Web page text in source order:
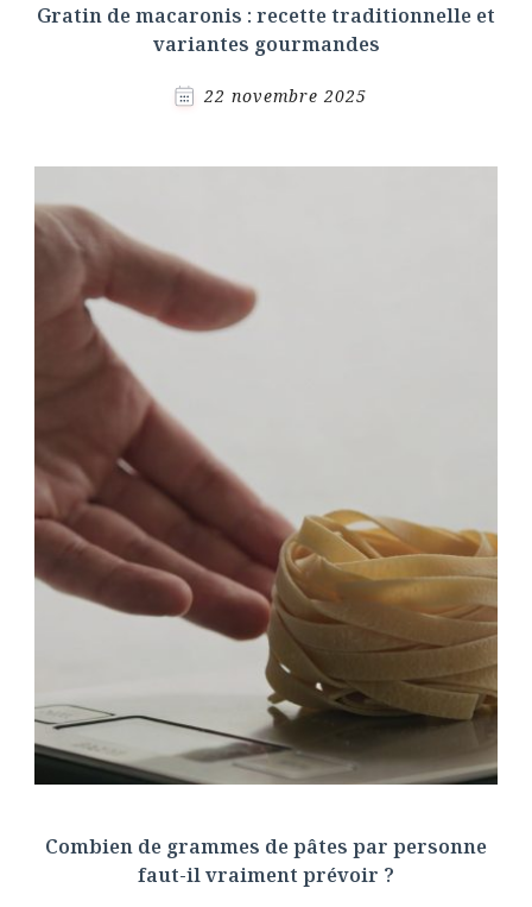
Gratin de macaronis : recette traditionnelle et
variantes gourmandes
22 novembre 2025
Combien de grammes de pâtes par personne
faut-il vraiment prévoir ?